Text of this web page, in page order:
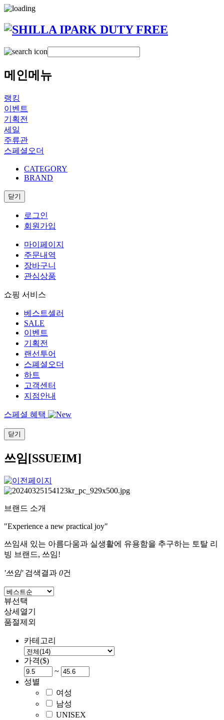
메인메뉴
랭킹
이벤트
기획전
세일
주류관
스페셜오더
CATEGORY
BRAND
닫기
로그인
회원가입
마이페이지
주문내역
장바구니
관심상품
쇼핑 서비스
베스트셀러
SALE
이벤트
기획전
랜선투어
스폐셜오더
하트
고객센터
지점안내
스페셜 혜택
닫기
쓰임[SSUEIM]
브랜드 소개
"Experience a new practical joy"
쓰임새 있는 아름다움과 실생활에 유용함을 추구하는 토탈 리
빙 브랜드, 쓰임!
'쓰임'검색결과 0건
뷰선택
상세열기
품절제외
카테고리
가격($)
~
성별
여성
남성
UNISEX